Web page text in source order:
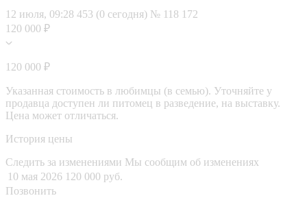
12 июля, 09:28 453 (0 сегодня) № 118 172
120 000 ₽
120 000 ₽
Указанная стоимость в любимцы (в семью). Уточняйте у
продавца доступен ли питомец в разведение, на выставку.
Цена может отличаться.
История цены
Следить за изменениями Мы сообщим об изменениях
10 мая 2026 120 000 руб.
Позвонить